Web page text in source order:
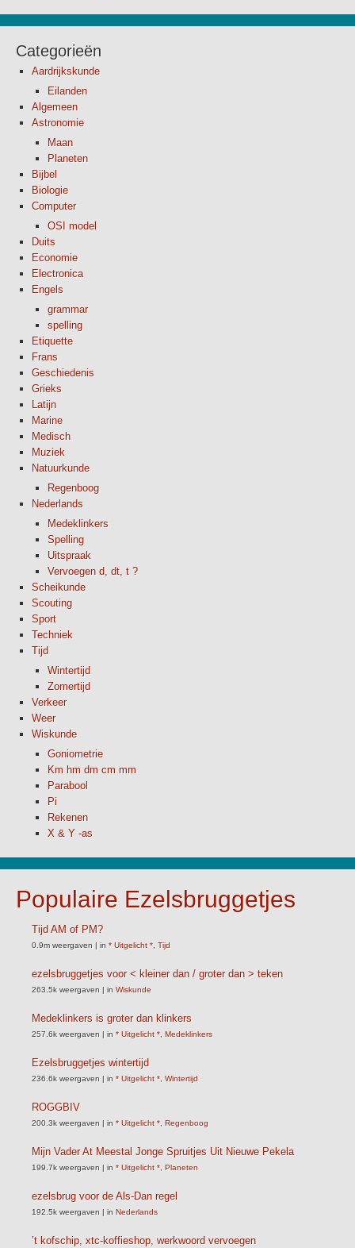
Categorieën
Aardrijkskunde
Eilanden
Algemeen
Astronomie
Maan
Planeten
Bijbel
Biologie
Computer
OSI model
Duits
Economie
Electronica
Engels
grammar
spelling
Etiquette
Frans
Geschiedenis
Grieks
Latijn
Marine
Medisch
Muziek
Natuurkunde
Regenboog
Nederlands
Medeklinkers
Spelling
Uitspraak
Vervoegen d, dt, t ?
Scheikunde
Scouting
Sport
Techniek
Tijd
Wintertijd
Zomertijd
Verkeer
Weer
Wiskunde
Goniometrie
Km hm dm cm mm
Parabool
Pi
Rekenen
X & Y -as
Populaire Ezelsbruggetjes
Tijd AM of PM?
0.9m weergaven | in * Uitgelicht * Tijd
ezelsbruggetjes voor < kleiner dan / groter dan > teken
263.5k weergaven | in Wiskunde
Medeklinkers is groter dan klinkers
257.6k weergaven | in * Uitgelicht * Medeklinkers
Ezelsbruggetjes wintertijd
236.6k weergaven | in * Uitgelicht * Wintertijd
ROGGBIV
200.3k weergaven | in * Uitgelicht * Regenboog
Mijn Vader At Meestal Jonge Spruitjes Uit Nieuwe Pekela
199.7k weergaven | in * Uitgelicht * Planeten
ezelsbrug voor de Als-Dan regel
192.5k weergaven | in Nederlands
’t kofschip, xtc-koffieshop, werkwoord vervoegen